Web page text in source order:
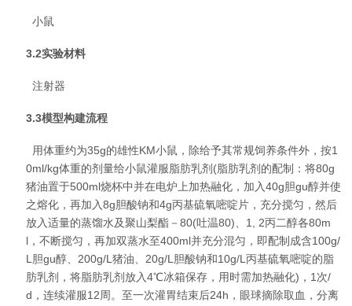
小鼠
3.2实验材料
注射器
3.3模型构建流程
用体重约为35g的雄性KM小鼠，除给予其常规饲养条件外，按1
0ml/kg体重的剂量给小鼠灌服脂肪乳剂(脂肪乳剂的配制：将80g
猪油置于500ml烧杯中并在电炉上加热融化，加入40g胆gu醇并使
之熔化，再加入8g胆酸钠和4g丙基硫氧嘧啶片，充分搅匀，然后
放入适量的蒸馏水及聚山梨酯－80(吐温80)、1, 2丙二醇各80m
l，不断搅匀，再加双蒸水至400ml并充分混匀，即配制成含100g/
L胆gu醇、200g/L猪油、20g/L胆酸钠和10g/L丙基硫氧嘧啶的脂
肪乳剂，将脂肪乳剂放入4℃冰箱保存，用时需加热融化)，1次/
d，连续灌服12周。至一次灌胃结束后24h，眼球摘除取血，分离